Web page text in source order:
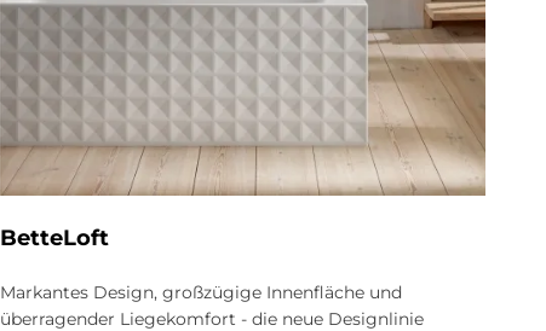
BetteLoft
Markantes Design, großzügige Innenfläche und
überragender Liegekomfort - die neue Designlinie